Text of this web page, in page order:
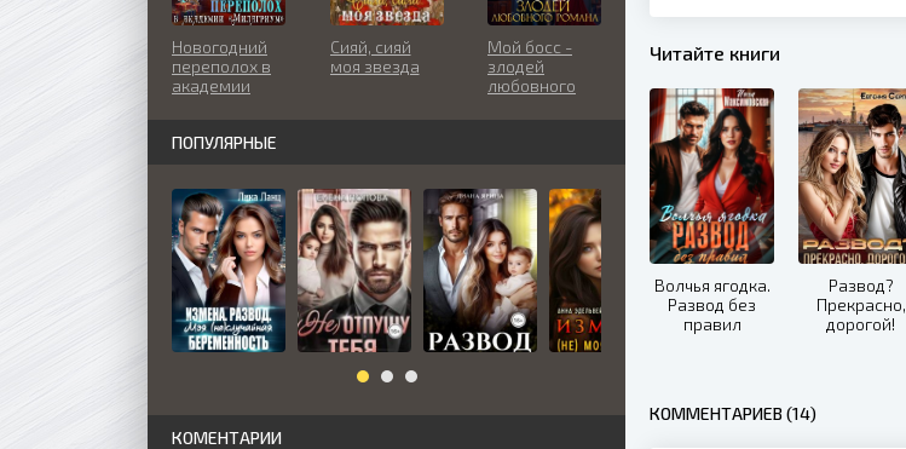
Читайте книги
Волчья ягодка.
Развод без
правил
Развод?
Прекрасно,
дорогой!
КОММЕНТАРИЕВ (14)
Новогодний
переполох в
академии
- Алиса
Селезнёва
Сияй, сияй
моя звезда
Мой босс -
злодей
любовного
ПОПУЛЯРНЫЕ
КОМЕНТАРИИ